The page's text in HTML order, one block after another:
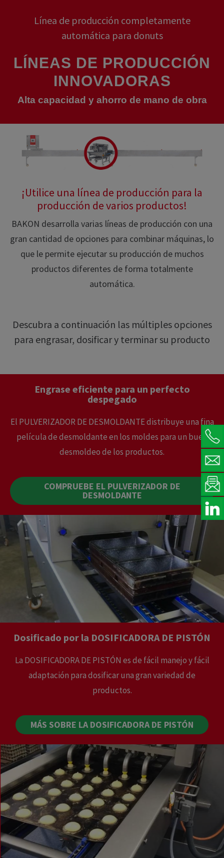
Línea de producción completamente
automática para donuts
LÍNEAS DE PRODUCCIÓN
INNOVADORAS
Alta capacidad y ahorro de mano de obra
¡Utilice una línea de producción para la
producción de varios productos!
BAKON desarrolla varias líneas de producción con una
gran cantidad de opciones para combinar máquinas, lo
que le permite ejecutar su producción de muchos
productos diferentes de forma totalmente
automática.
Descubra a continuación las múltiples opciones
para engrasar, dosificar y terminar su producto
Engrase eficiente para un perfecto
despegado
El PULVERIZADOR DE DESMOLDANTE distribuye una fina
película de desmoldante en los moldes para un buen
desmoldeo de los productos.
COMPRUEBE EL PULVERIZADOR DE
DESMOLDANTE
Dosificado por la DOSIFICADORA DE PISTÓN
La DOSIFICADORA DE PISTÓN es de fácil manejo y fácil
adaptación para dosificar una gran variedad de
productos.
MÁS SOBRE LA DOSIFICADORA DE PISTÓN